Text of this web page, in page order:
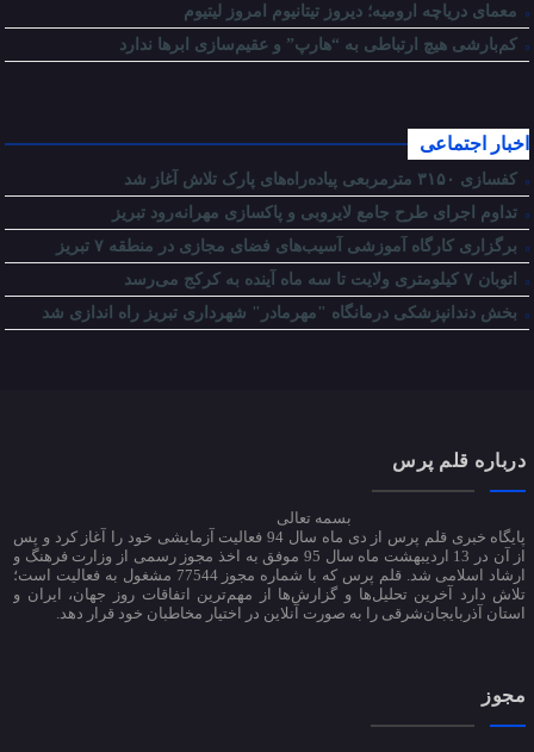
معمای دریاچه ارومیه؛ دیروز تیتانیوم امروز لیتیوم
کم‌بارشی هیچ ارتباطی به “هارپ” و عقیم‌سازی ابرها ندارد
اخبار اجتماعی
کفسازی ۳۱۵۰ مترمربعی پیاده‌راه‌های پارک تلاش آغاز شد
تداوم اجرای طرح جامع لایروبی و پاکسازی مهرانه‌رود تبریز
برگزاری کارگاه آموزشی آسیب‌های فضای مجازی در منطقه ۷ تبریز
اتوبان ۷ کیلومتری ولایت تا سه ماه آینده به کرکج می‌رسد
بخش دندانپزشکی درمانگاه "مهرمادر" شهرداری تبریز راه اندازی شد
درباره قلم پرس
بسمه تعالی
پایگاه خبری قلم پرس از دی ماه سال 94 فعالیت آزمایشی خود را آغاز کرد و پس
از آن در 13 اردیبهشت ماه سال 95 موفق به اخذ مجوز رسمی از وزارت فرهنگ و
ارشاد اسلامی شد. قلم پرس که با شماره مجوز 77544 مشغول به فعالیت است؛
تلاش دارد آخرین تحلیل‌ها و گزارش‌ها از مهم‌ترین اتفاقات روز جهان، ایران و
استان آذربایجان‌شرقی را به صورت آنلاین در اختیار مخاطبان خود قرار دهد.
مجوز